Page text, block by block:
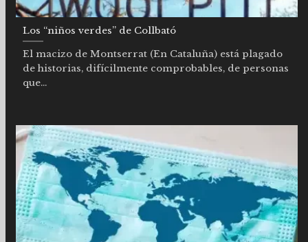
Los “niños verdes” de Collbató
El macizo de Montserrat (En Cataluña) está plagado
de historias, difícilmente comprobables, de personas
que...